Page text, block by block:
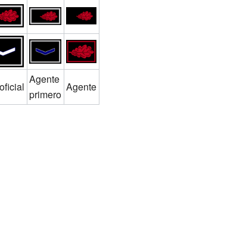
Agente
primero
Agente